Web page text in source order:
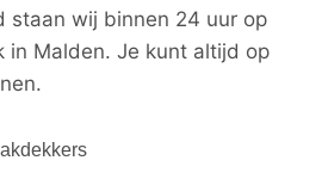
staan wij binnen 24 uur op
in Malden. Je kunt altijd op